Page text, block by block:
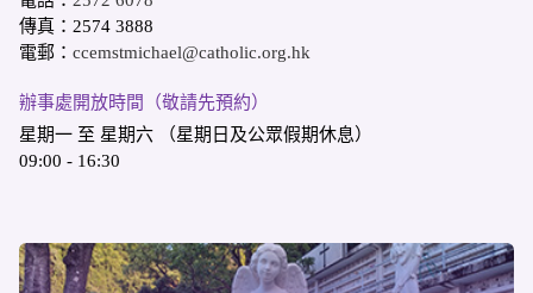
傳真：2574 3888
電郵：ccemstmichael@catholic.org.hk
辦事處開放時間（敬請先預約）
星期一 至 星期六 （星期日及公眾假期休息）
09:00 - 16:30